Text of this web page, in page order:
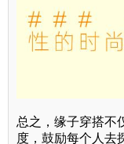
总之，缘子穿搭不
度，鼓励每个人去